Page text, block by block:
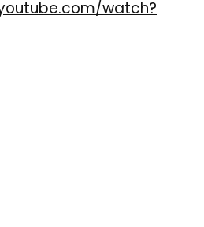
watch?